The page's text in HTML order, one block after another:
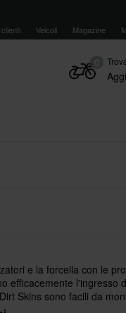
Veicoli Magazine
e la forcella con le
efficacemente l'ingresso
Skins sono facili da
economico per